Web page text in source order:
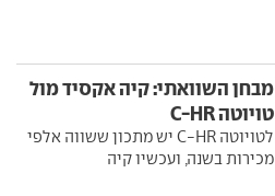
מבחן השוואתי: קיה אקסיד מול
טויוטה C-HR
לטויוטה C-HR יש מתכון ששווה אלפי
מכירות בשנה, ועכשיו קיה